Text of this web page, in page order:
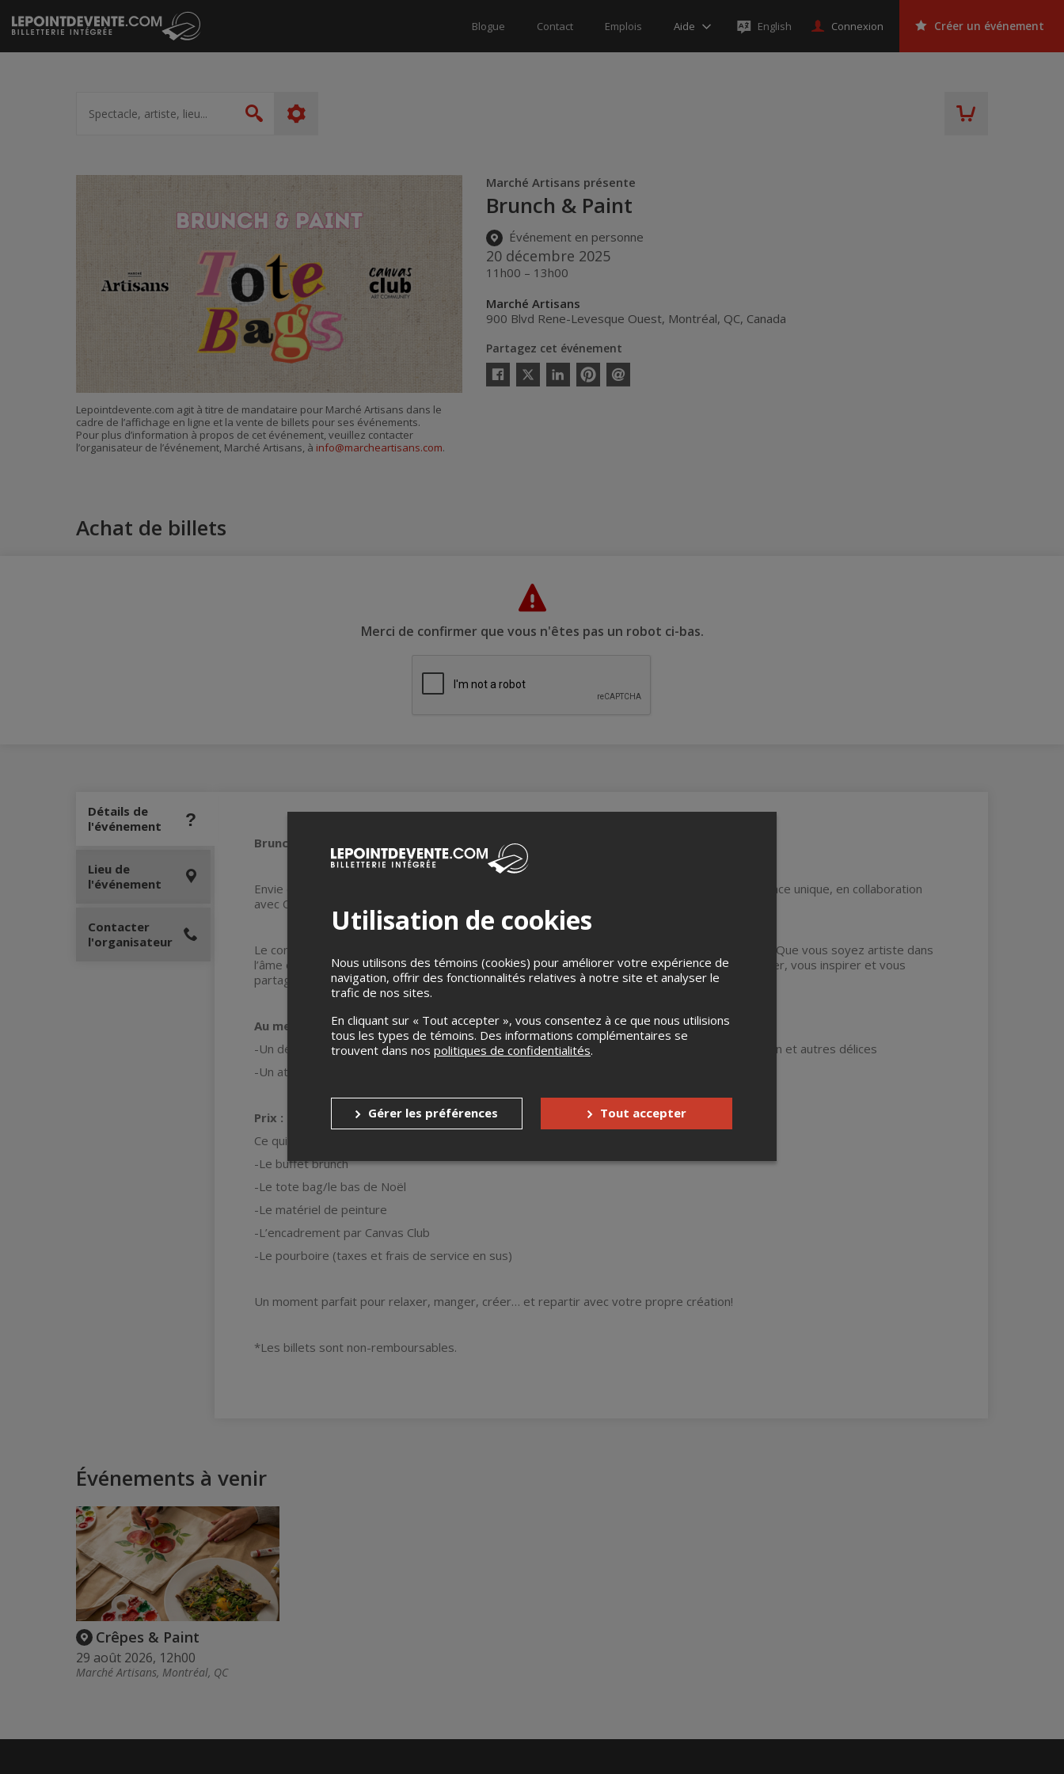
Passer
au
contenu
Blogue Contact Emplois Aide English Connexion Créer un événement
artiste,
lieu...
Rechercher
Marché Artisans présente
Brunch & Paint
Événement en personne
20 décembre 2025
11h00 – 13h00
Marché Artisans
900 Blvd Rene-Levesque Ouest, Montréal, QC, Canada
Partagez cet événement
Facebook
Twitter
LinkedinPinterestEnvoyer
Lepointdevente.com agit à titre de mandataire pour Marché Artisans dans le
cadre de l’affichage en ligne et la vente de billets pour ses événements.
Pour plus d’information à propos de cet événement, veuillez contacter
l’organisateur de l’événement, Marché Artisans, à info@marcheartisans.com.
Achat de billets
Merci de confirmer que vous n'êtes pas un robot ci-bas.
Détails de
l'événement
Brunch & Paint au Marché Artisans – une activité créative et gourmande!
Envie de laisser aller votre créativité autour d’un bon brunch? Rejoignez-nous pour une expérience unique, en collaboration
avec Canvas Club,
Le concept : un délicieux brunch en formule buffet, suivi d’un atelier de peinture sur un tote bag. Que vous soyez artiste dans
l’âme ou simple curieux·se, une experte de Canvas Club sera présente sur place pour vous guider, vous inspirer et vous
partager quelques techniques tout au long de l’activité.
Au menu de cette matinée créative :
-Un délicieux brunch avec nos fameuses Crêpes de l'Artisan, viennoiseries, fromage, œufs, bacon et autres délices
-Un atelier de peinture, guidé par une personne de Canvas Club
Prix : 69 $ par personne (plus frais applicables)
Ce qui inclut :
-Le buffet brunch
-Le tote bag/le bas de Noël
-Le matériel de peinture
-L’encadrement par Canvas Club
-Le pourboire (taxes et frais de service en sus)
Un moment parfait pour relaxer, manger, créer… et repartir avec votre propre création!
*Les billets sont non-remboursables.
Lieu de
l'événement
Contacter
l'organisateur
Événements à venir
Crêpes & Paint
29 août 2026, 12h00
Marché Artisans, Montréal, QC
Utilisation de cookies
Nous utilisons des témoins (cookies) pour améliorer votre expérience de
navigation, offrir des fonctionnalités relatives à notre site et analyser le
trafic de nos sites.
En cliquant sur « Tout accepter », vous consentez à ce que nous utilisions
tous les types de témoins. Des informations complémentaires se
trouvent dans nos politiques de confidentialités.
Gérer les préférences Tout accepter